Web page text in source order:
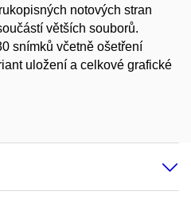
notových stran
větších souborů.
snímků včetně ošetření
uložení a celkové grafické